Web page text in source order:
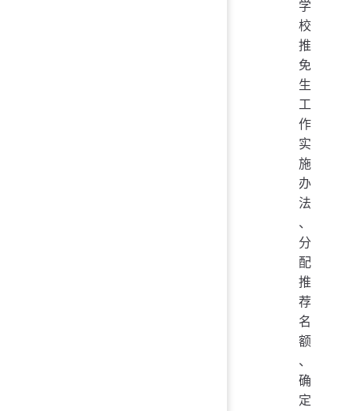
学
校
推
免
生
工
作
实
施
办
法
、
分
配
推
荐
名
额
、
确
定